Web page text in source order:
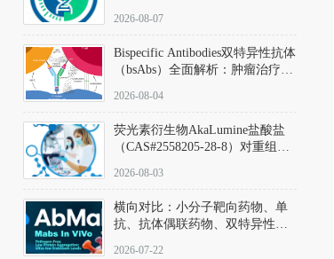
以盐酸盐形式存在，可触发线粒
体介导的神经元凋亡。其经典应
用即为选择性损毁中脑黑质致密
部多巴胺能神经元，从而可靠模
拟帕金森病的核心病理与行为表
2026-08-07
Bispecific Antibodies双特异性抗体
（bsAbs）全面解析：肿瘤治疗的
2026-08-04
荧光素衍生物AkaLumine盐酸盐
（CAS#2558205-28-8）对重组萤
数（Km）为2.06 μM；其近红外
发光特性赋予优异的组织穿透能
力，大幅增强成像信噪比，从而
实现活体动物模型中极低给药剂
量下的高灵敏度、非侵入式生物
2026-08-03
横向对比：小分子靶向药物、单
抗、抗体偶联药物、双特异性抗
2026-07-22